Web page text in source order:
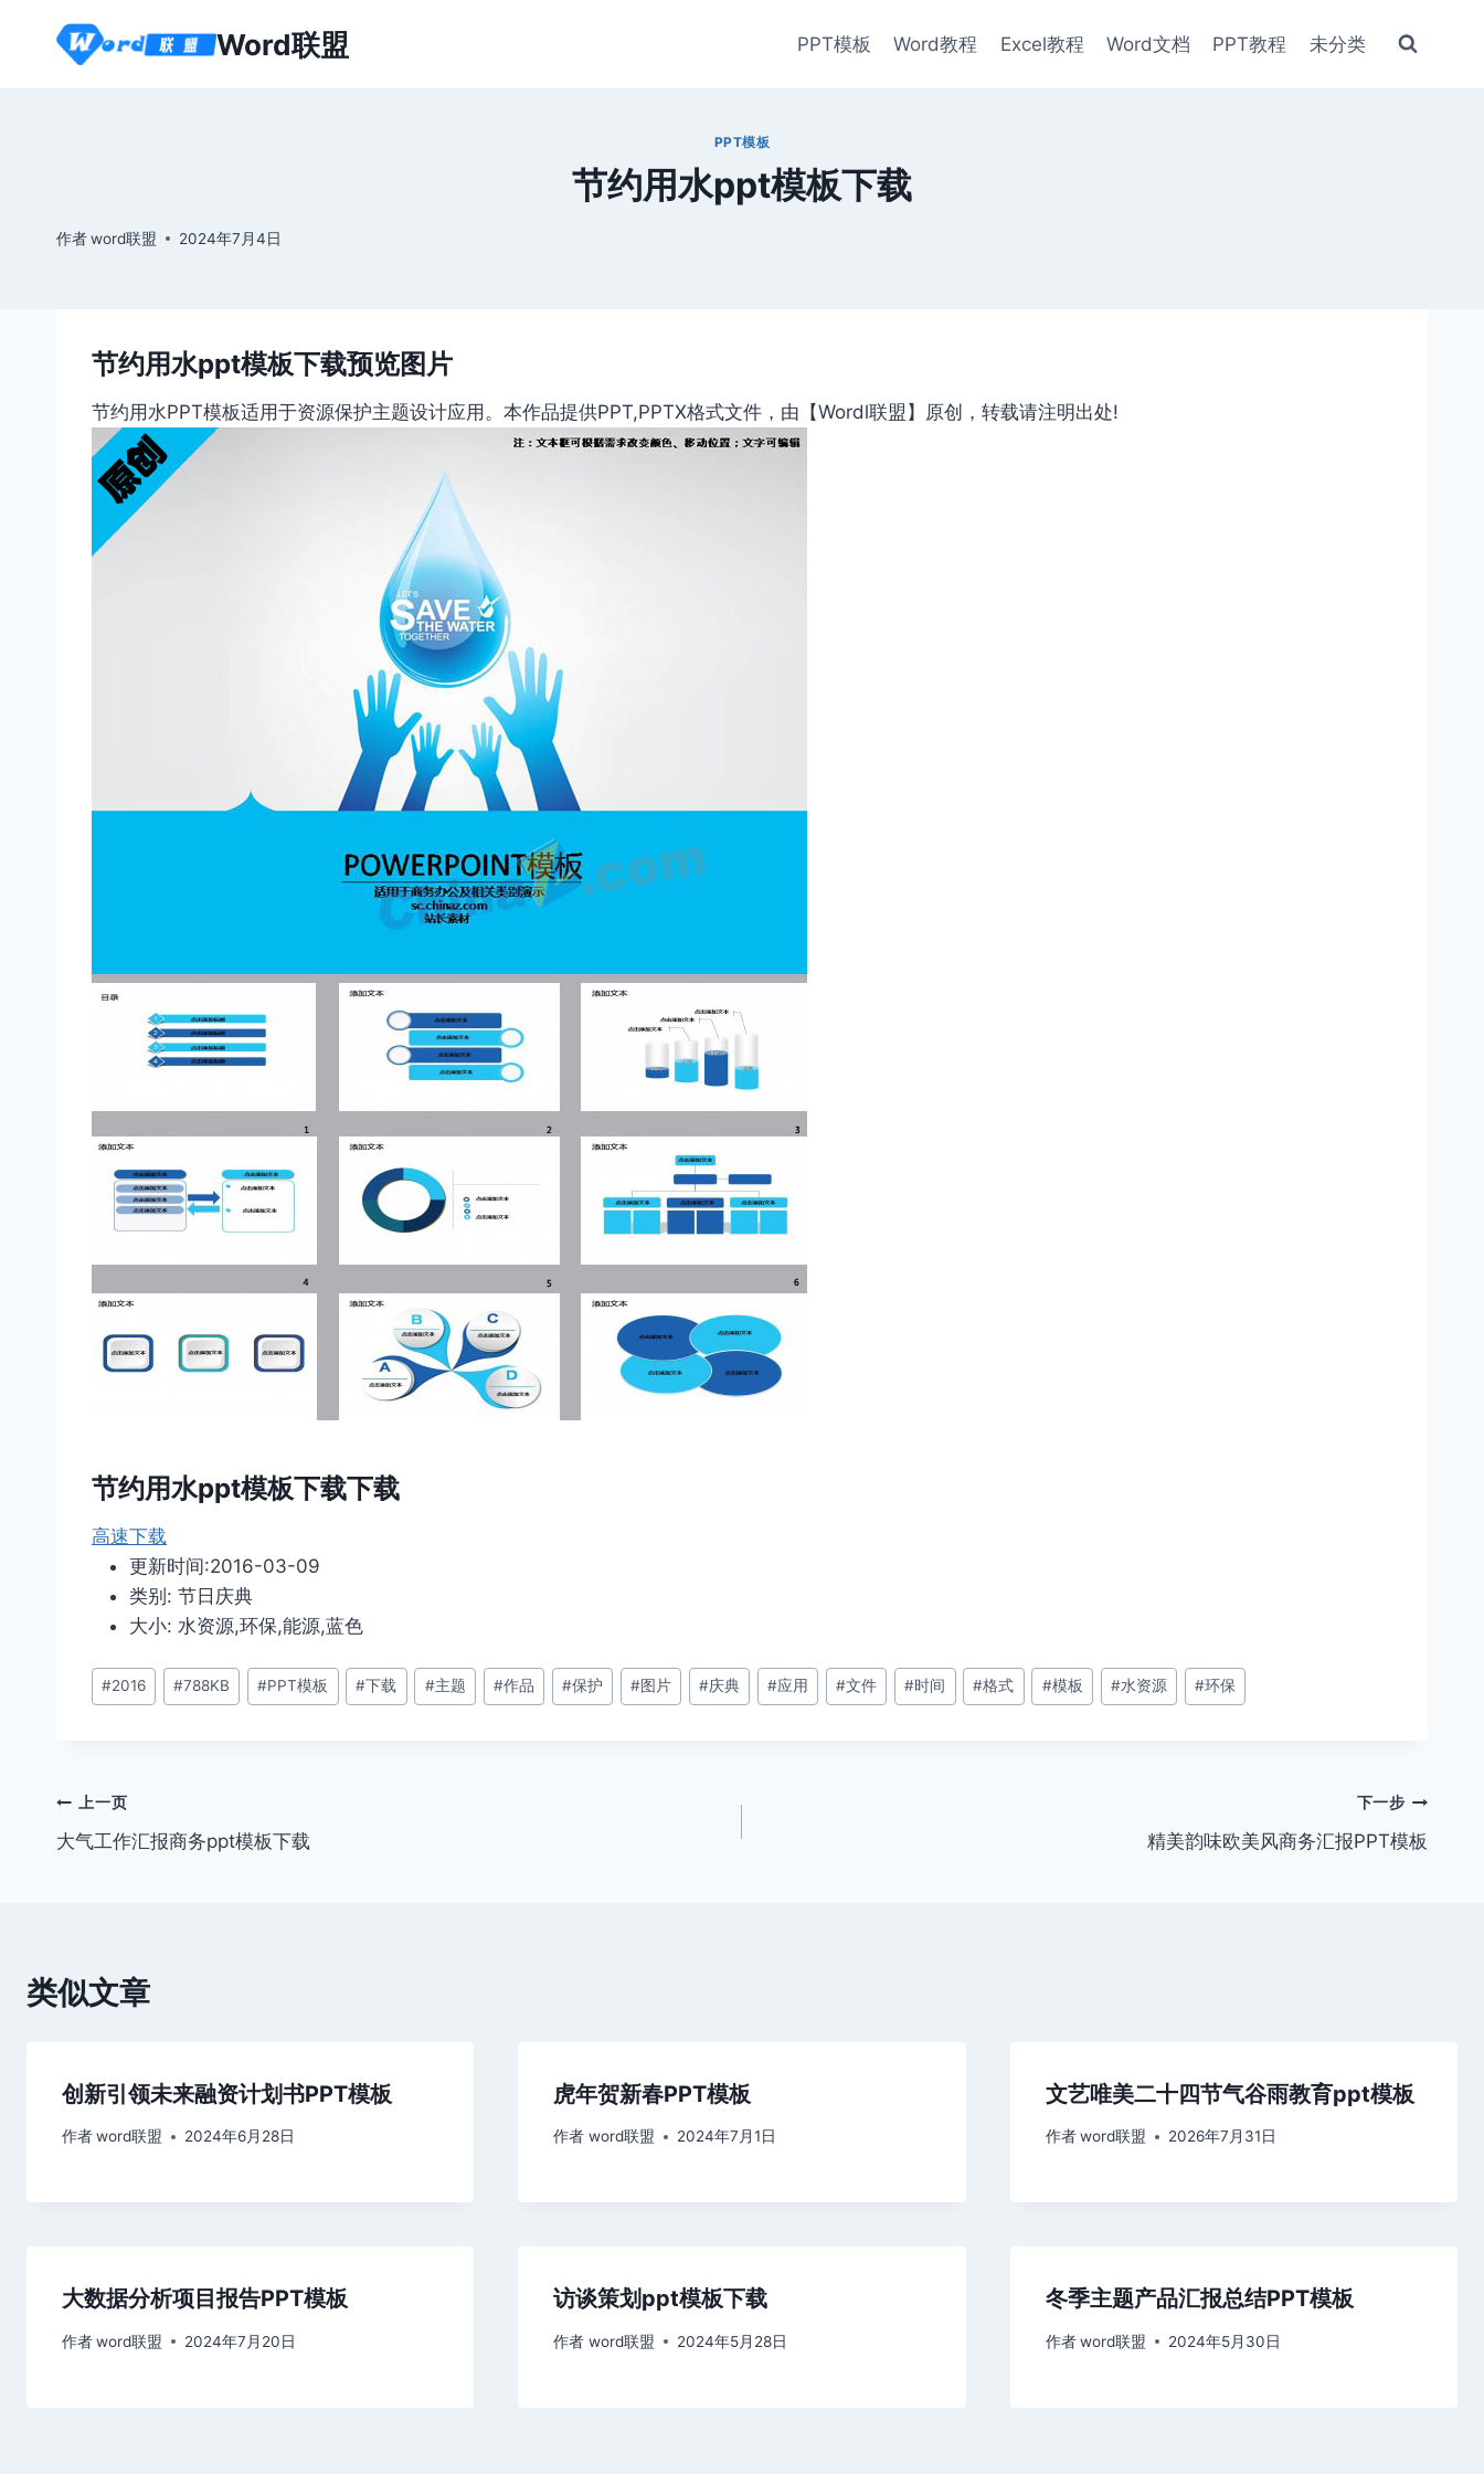
Word联盟 PPT模板 Word教程 Excel教程 Word文档 PPT教程 未分类
PPT模板
节约用水ppt模板下载
作者word联盟 2024年7月4日
节约用水ppt模板下载预览图片
节约用水PPT模板适用于资源保护主题设计应用。本作品提供PPT,PPTX格式文件，由【Wordl联盟】原创，转载请注明出处!
节约用水ppt模板下载下载
高速下载
更新时间:2016-03-09
类别: 节日庆典
大小: 水资源,环保,能源,蓝色
文
章
#2016 #788KB #PPT模板 #下载 #主题 #作品 #保护 #图片 #庆典 #应用 #文件 #时间 #格式 #模板 #水资源 #环保
文
章
上一页
大气工作汇报商务ppt模板下载
下一步
精美韵味欧美风商务汇报PPT模板
类似文章
创新引领未来融资计划书PPT模板
作者word联盟 2024年6月28日
虎年贺新春PPT模板
作者 word联盟 2024年7月1日
文艺唯美二十四节气谷雨教育ppt模板
作者 word联盟 2026年7月31日
大数据分析项目报告PPT模板
作者word联盟 2024年7月20日
访谈策划ppt模板下载
作者 word联盟 2024年5月28日
冬季主题产品汇报总结PPT模板
作者 word联盟 2024年5月30日